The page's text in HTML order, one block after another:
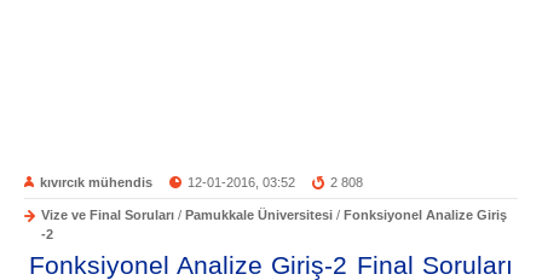
kıvırcık mühendis 12-01-2016, 03:52 2 808
Vize ve Final Soruları / Pamukkale Üniversitesi / Fonksiyonel Analize Giriş
-2
Fonksiyonel Analize Giriş-2 Final Soruları